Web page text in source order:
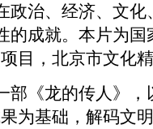
政治、经济、文化
的成就。本片为国
目，北京市文化
部《龙的传人》，
为基础，解码文